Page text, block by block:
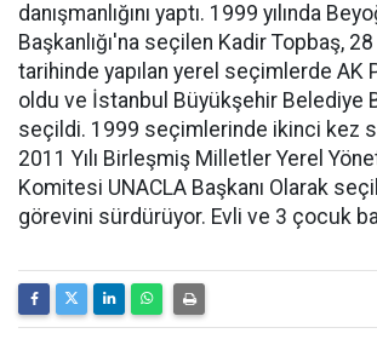
danışmanlığını yaptı. 1999 yılında
Başkanlığı'na seçilen Kadir Topbaş,
tarihinde yapılan yerel seçimlerde AK
oldu ve İstanbul Büyükşehir Belediye
seçildi. 1999 seçimlerinde ikinci kez
2011 Yılı Birleşmiş Milletler Yerel
Komitesi UNACLA Başkanı Olarak
görevini sürdürüyor. Evli ve 3 çocuk